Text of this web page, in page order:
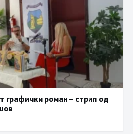
графички роман – стрип од